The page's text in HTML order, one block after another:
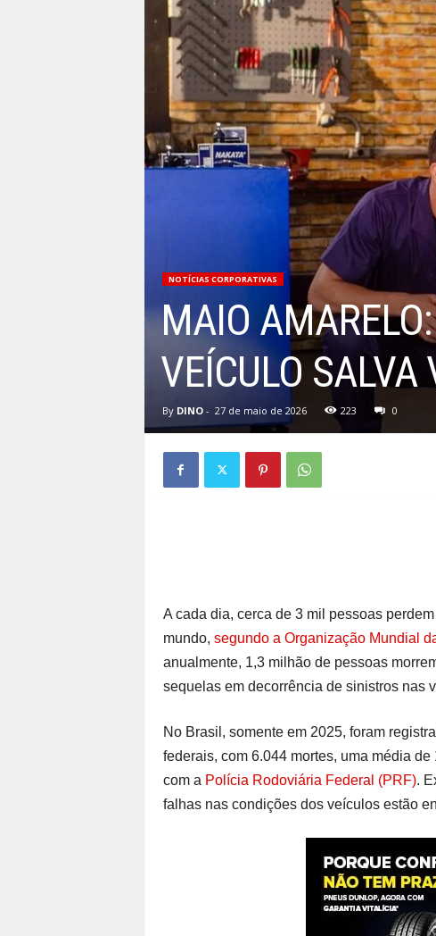
NOTÍCIAS CORPORATIVAS
MAIO
VEÍCULO SALVA
By DINO- 27 de maio de 2026 223 0
A cada dia, cerca de 3 mil pessoas
mundo, segundo a Organização Mundial
anualmente, 1,3 milhão de pessoas
sequelas em decorrência de sinistros nas
No Brasil, somente em 2025, foram
federais, com 6.044 mortes, uma média
com a Polícia Rodoviária Federal (PRF).
falhas nas condições dos veículos estão